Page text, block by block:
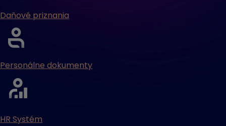
Daňové priznania
Personálne dokumenty
HR Systém